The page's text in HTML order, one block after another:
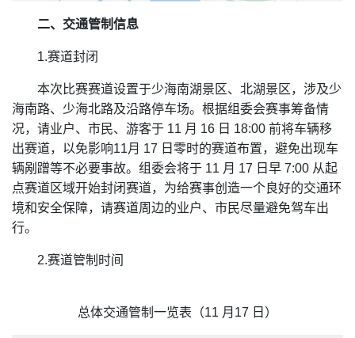
二、交通管制信息
1.赛道封闭
本次比赛赛道设置于少海南湖景区、北湖景区，涉及少
海南路、少海北路及沿路停车场。根据组委会赛事筹备情
况，请业户、市民、游客于 11 月 16 日 18:00 前将车辆移
出赛道，以免影响11月 17 日零时的赛道布置，避免出现车
辆剐蹭等不必要事故。组委会将于 11 月 17 日早 7:00 从起
点赛道区域开始封闭赛道，为给赛事创造一个良好的交通环
境和安全保障，请赛道周边的业户、市民尽量避免驾车出
行。
2.赛道管制时间
总体交通管制一览表（11 月17 日）